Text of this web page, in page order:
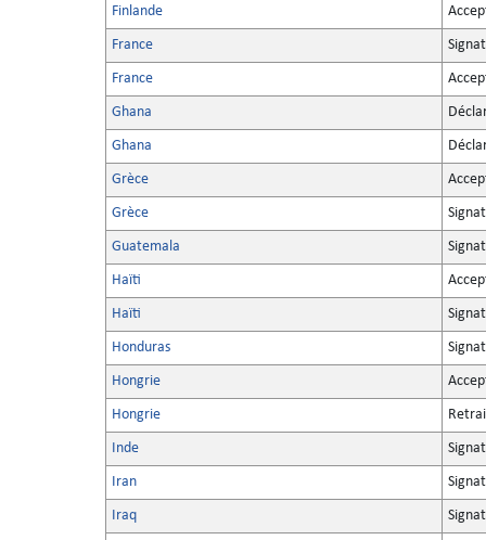
Finlande
France
France
Ghana
Ghana
Grèce
Grèce
Guatemala
Haïti
Haïti
Honduras
Hongrie
Hongrie
Inde
Iran
Iraq